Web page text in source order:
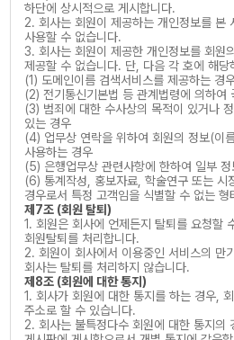
하단에 상시적으로 게시합니다.
2. 회사는 회원이 제공하는 개인정보를 본
사용할 수 없습니다.
3. 회사는 회원이 제공한 개인정보를 회원
제공할 수 없습니다. 단, 다음 각 호에 해당
(1) 도메인이름 검색서비스를 제공하는 경
(2) 전기통신기본법 등 관계법령에 의하여
(3) 범죄에 대한 수사상의 목적이 있거나
있는 경우
(4) 업무상 연락을 위하여 회원의 정보(이
사용하는 경우
(5) 은행업무상 관련사항에 한하여 일부
(6) 통계작성, 홍보자료, 학술연구 또는 시
경우로서 특정 고객임을 식별할 수 없는 형
제7조 (회원 탈퇴)
1. 회원은 회사에 언제든지 탈퇴를 요청할
회원탈퇴를 처리합니다.
2. 회원이 회사에서 이용중인 서비스의 만
회사는 탈퇴를 처리하지 않습니다.
제8조 (회원에 대한 통지)
1. 회사가 회원에 대한 통지를 하는 경우,
주소로 할 수 있습니다.
2. 회사는 불특정다수 회원에 대한 통지의